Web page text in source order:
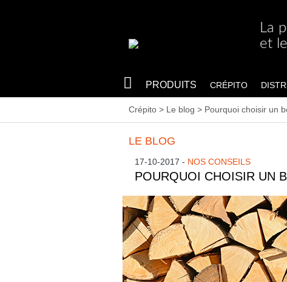
La
et
PRODUITS CRÉPITO
Crépito > Le blog > Pourquoi choisir un
LE BLOG
17-10-2017 - NOS CONSEILS
POURQUOI CHOISIR UN